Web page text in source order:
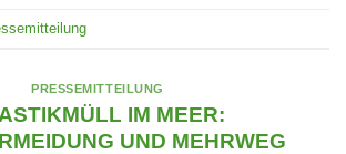
PRESSEMITTEILUNG
IM MEER:
UND MEHRWEG